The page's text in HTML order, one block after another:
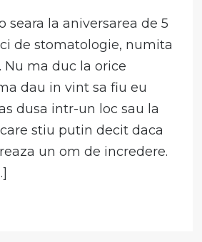
seara la aniversarea de 5
de stomatologie, numita
Nu ma duc la orice
dau in vint sa fiu eu
dusa intr-un loc sau la
stiu putin decit daca
un om de incredere.